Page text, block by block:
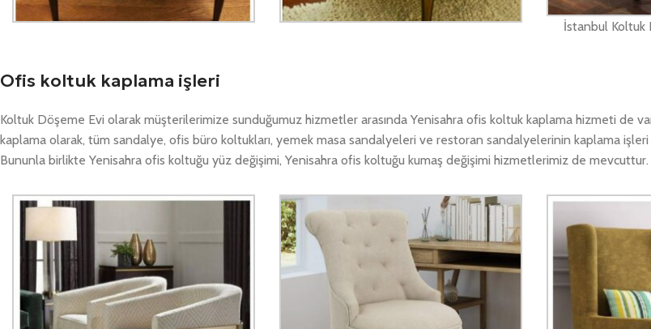
İstanbul Koltuk
Ofis koltuk kaplama işleri
Koltuk Döşeme Evi olarak müşterilerimize sunduğumuz hizmetler arasında Yenisahra ofis koltuk kaplama hizmeti de
kaplama olarak, tüm sandalye, ofis büro koltukları, yemek masa sandalyeleri ve restoran sandalyelerinin kaplama işleri
Bununla birlikte Yenisahra ofis koltuğu yüz değişimi, Yenisahra ofis koltuğu kumaş değişimi hizmetlerimiz de mevcuttur.